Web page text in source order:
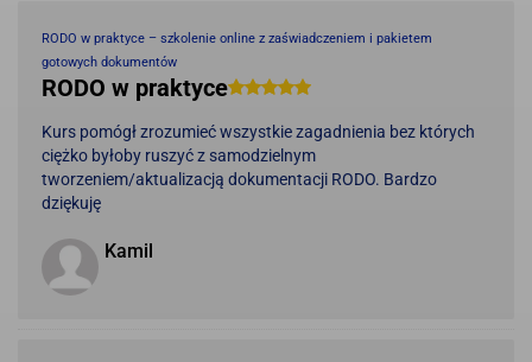
RODO w praktyce – szkolenie online z zaświadczeniem i pakietem
gotowych dokumentów
RODO w praktyce
Kurs pomógł zrozumieć wszystkie zagadnienia bez których
ciężko byłoby ruszyć z samodzielnym
tworzeniem/aktualizacją dokumentacji RODO. Bardzo
dziękuję
Kamil